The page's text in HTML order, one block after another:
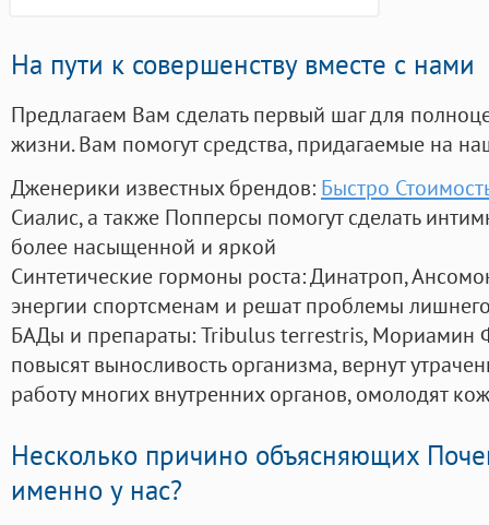
На пути к совершенству вместе с нами
Предлагаем Вам сделать первый шаг для
жизни. Вам помогут средства, придагаемые на
Дженерики известных брендов: Быстро
Сиалис, а также Попперсы помогут сделать
более насыщенной и яркой
Синтетические гормоны роста: Динатроп,
энергии спортсменам и решат проблемы
БАДы и препараты:Tribulus terrestris, Мориамин
повысят выносливость организма, вернут
работу многих внутренних органов, омолодят
Несколько причино объясняющих
именно у нас?